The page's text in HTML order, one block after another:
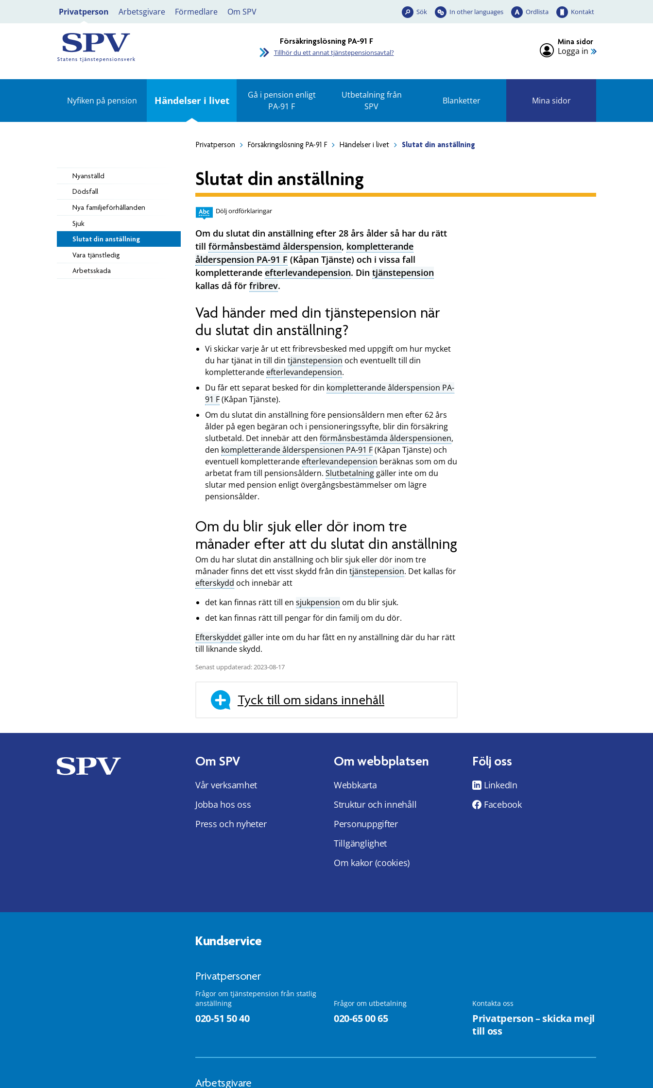
Privatperson Arbetsgivare Förmedlare Om SPV Sök In other languages Ordlista Kontakt
Försäkringslösning PA-91 F
Tillhör du ett annat tjänstepensionsavtal?
Mina sidor
Logga in
Nyfiken på pension Händelser i livet
Gå i pension enligt
PA-91 F
Utbetalning från
SPV
Blanketter Mina sidor
Privatperson Försäkringslösning PA-91 F Händelser i livet Slutat din anställning
Nyanställd
Dödsfall
Nya familjeförhållanden
Sjuk
Slutat din anställning
Vara tjänstledig
Arbetsskada
Slutat din anställning
Dölj ordförklaringar
Om du slutat din anställning efter 28 års ålder så har du rätt
till förmånsbestämd ålderspension, kompletterande
ålderspension PA-91 F (Kåpan Tjänste) och i vissa fall
kompletterande efterlevandepension. Din tjänstepension
kallas då för fribrev.
Vad händer med din tjänstepension när
du slutat din anställning?
Vi skickar varje år ut ett fribrevsbesked med uppgift om hur mycket
du har tjänat in till din tjänstepension och eventuellt till din
kompletterande efterlevandepension.
Du får ett separat besked för din kompletterande ålderspension PA-
91 F(Kåpan Tjänste).
Om du slutat din anställning före pensionsåldern men efter 62 års
ålder på egen begäran och i pensioneringssyfte, blir din försäkring
slutbetald. Det innebär att den förmånsbestämda ålderspensionen,
den kompletterande ålderspensionen PA-91 F(Kåpan Tjänste) och
eventuell kompletterande efterlevandepension beräknas som om du
arbetat fram till pensionsåldern. Slutbetalning gäller inte om du
slutar med pension enligt övergångsbestämmelser om lägre
pensionsålder.
Om du blir sjuk eller dör inom tre
månader efter att du slutat din anställning
Om du har slutat din anställning och blir sjuk eller dör inom tre
månader finns det ett visst skydd från din tjänstepension. Det kallas för
efterskydd och innebär att
det kan finnas rätt till en sjukpension om du blir sjuk.
det kan finnas rätt till pengar för din familj om du dör.
Efterskyddet gäller inte om du har fått en ny anställning där du har rätt
till liknande skydd.
Senast uppdaterad: 2023-08-17
Tyck till om sidans innehåll
Om SPV
Vår verksamhet
Jobba hos oss
Press och nyheter
Om webbplatsen
Webbkarta
Struktur och innehåll
Personuppgifter
Tillgänglighet
Om kakor (cookies)
Följ oss
LinkedIn
Facebook
Kundservice
Privatpersoner
Frågor om tjänstepension från statlig
anställning
020-51 50 40
Frågor om utbetalning
020-65 00 65
Kontakta oss
Privatperson – skicka mejl
till oss
Arbetsgivare